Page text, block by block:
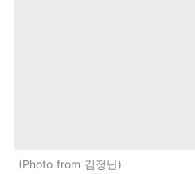
Photo from 김정난